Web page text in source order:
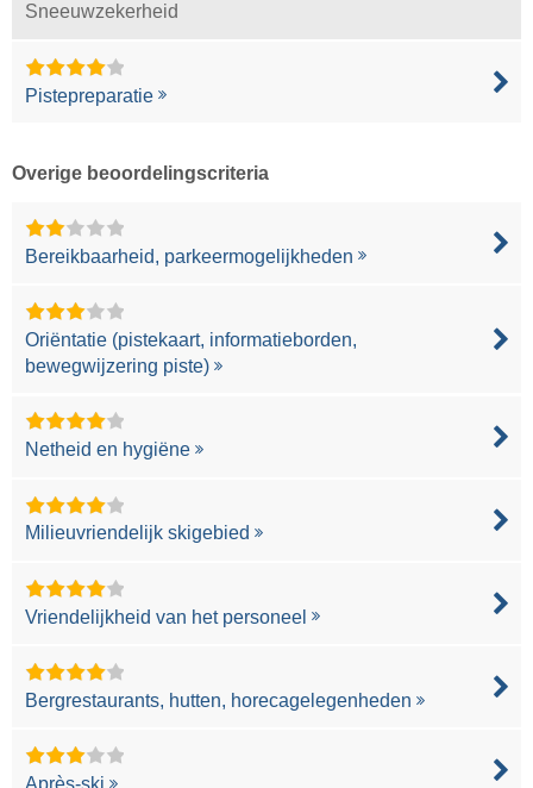
Sneeuwzekerheid
Pistepreparatie
Overige beoordelingscriteria
Bereikbaarheid, parkeermogelijkheden
Oriëntatie (pistekaart, informatieborden,
bewegwijzering piste)
Netheid en hygiëne
Milieuvriendelijk skigebied
Vriendelijkheid van het personeel
Bergrestaurants, hutten, horecagelegenheden
Après-ski